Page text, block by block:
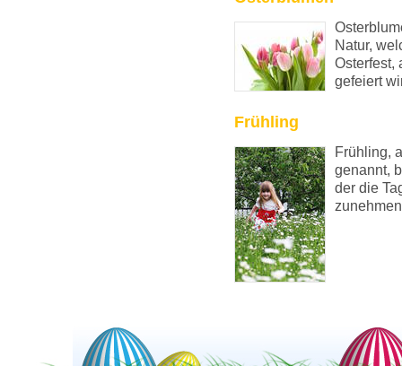
Natur,
Osterfest,
gefeiert
Frühling
Frühling,
genannt,
der die